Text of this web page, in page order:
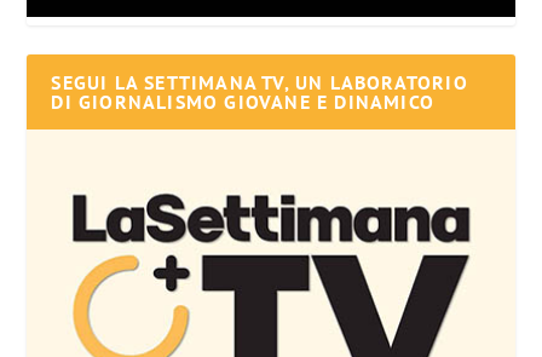
SEGUI LA SETTIMANA TV, UN LABORATORIO
DI GIORNALISMO GIOVANE E DINAMICO